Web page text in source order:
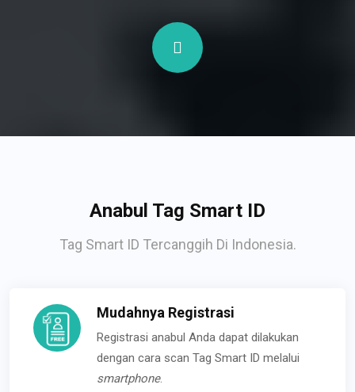
Anabul Tag Smart ID
Tag Smart ID Tercanggih Di Indonesia.
Mudahnya Registrasi
Registrasi anabul Anda dapat dilakukan
dengan cara scan Tag Smart ID melalui
smartphone.